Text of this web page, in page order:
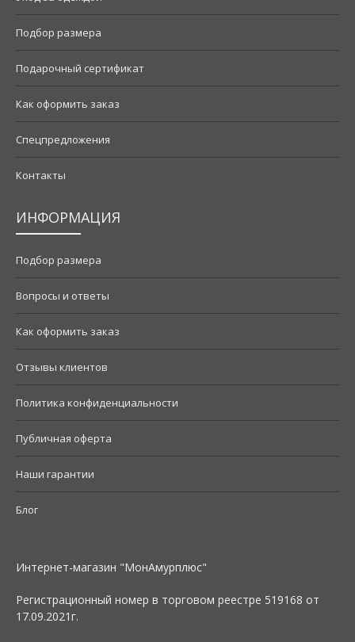
Подбор размера
Подарочный сертификат
Как оформить заказ
Спецпредложения
Контакты
ИНФОРМАЦИЯ
Подбор размера
Вопросы и ответы
Как оформить заказ
Отзывы клиентов
Политика конфиденциальности
Публичная оферта
Наши гарантии
Блог
Интернет-магазин "МонАмурплюс"
Регистрационный номер в торговом реестре 519168 от
17.09.2021г.